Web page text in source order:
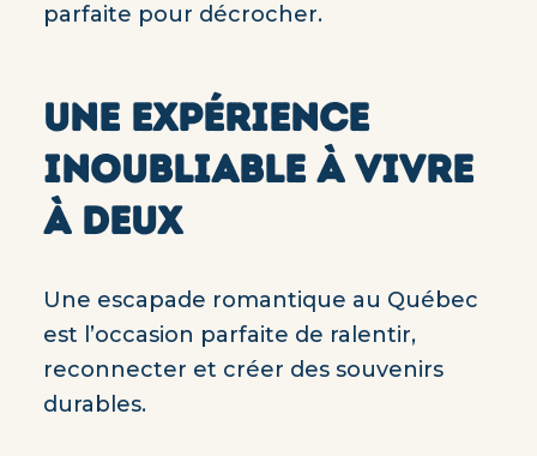
parfaite pour décrocher.
UNE EXPÉRIENCE
INOUBLIABLE À VIVRE
À DEUX
Une escapade romantique au Québec
est l’occasion parfaite de ralentir,
reconnecter et créer des souvenirs
durables.